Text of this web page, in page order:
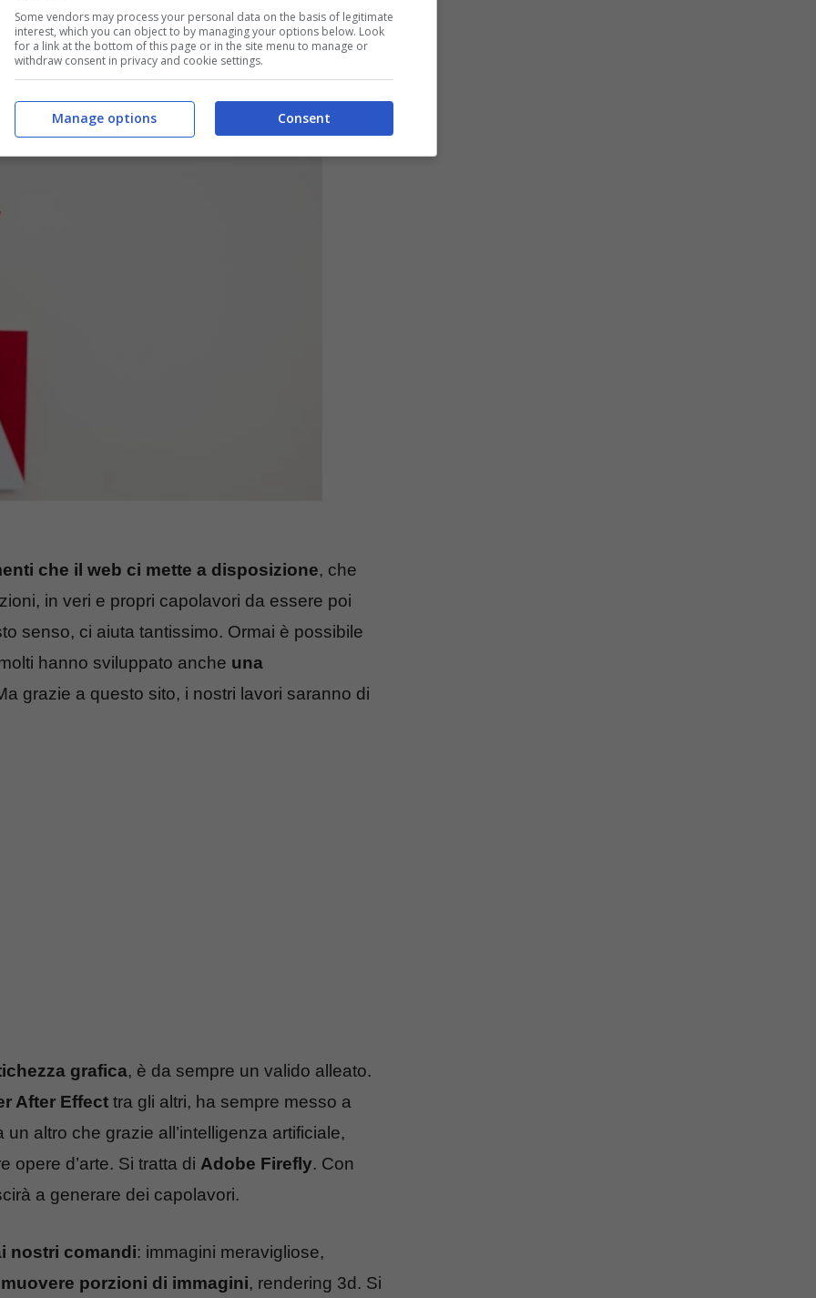
che il web ci mette a disposizione, che
in veri e propri capolavori da essere poi
senso, ci aiuta tantissimo. Ormai è possibile
hanno sviluppato anche una
grazie a questo sito, i nostri lavori saranno di
grafica, è da sempre un valido alleato.
After Effect tra gli altri, ha sempre messo a
altro che grazie all’intelligenza artificiale,
opere d’arte. Si tratta di Adobe Firefly. Con
a generare dei capolavori.
nostri comandi: immagini meravigliose,
porzioni di immagini, rendering 3d. Si
Some vendors may process your personal data on the basis of legitimate
interest, which you can object to by managing your options below. Look
for a link at the bottom of this page or in the site menu to manage or
withdraw consent in privacy and cookie settings.
Consent
Manage options